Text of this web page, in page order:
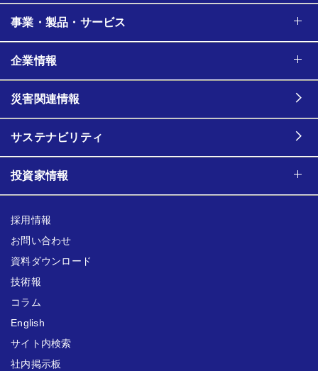
事業・製品・サービス
企業情報
災害関連情報
サステナビリティ
投資家情報
採用情報
お問い合わせ
資料ダウンロード
技術報
コラム
English
サイト内検索
社内掲示板